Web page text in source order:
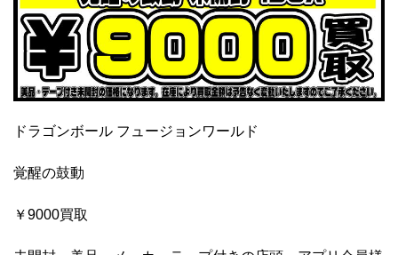
ドラゴンボール フュージョンワールド
覚醒の鼓動
￥9000買取